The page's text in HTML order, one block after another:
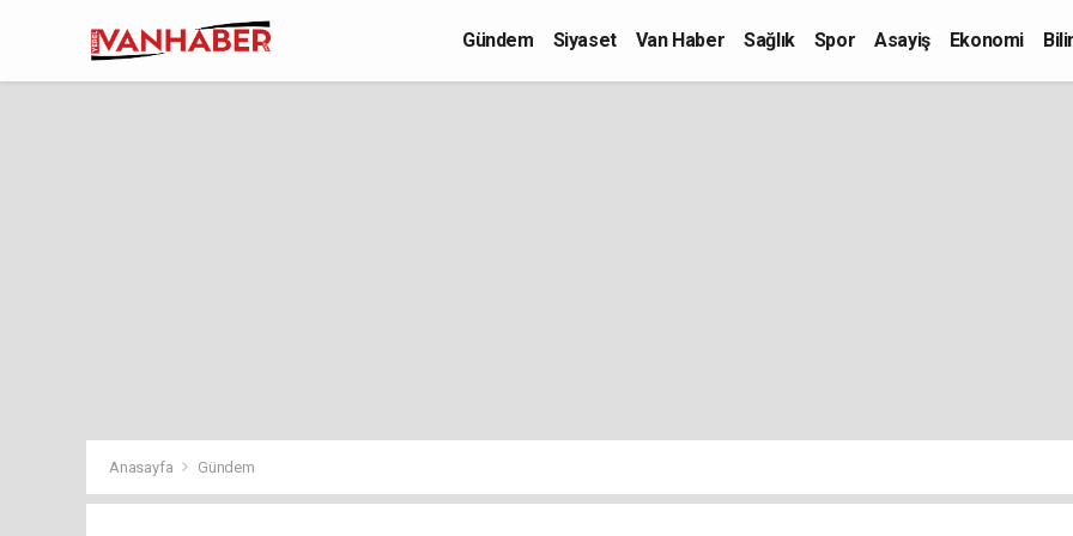
Gündem Siyaset Van Haber Sağlık Spor Asayiş Ekonomi
Anasayfa Gündem